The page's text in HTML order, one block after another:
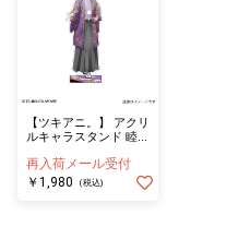
【ツキアニ。】 アクリ
ルキャラスタンド 睦月
再入荷メール受付
￥1,980
(税込)